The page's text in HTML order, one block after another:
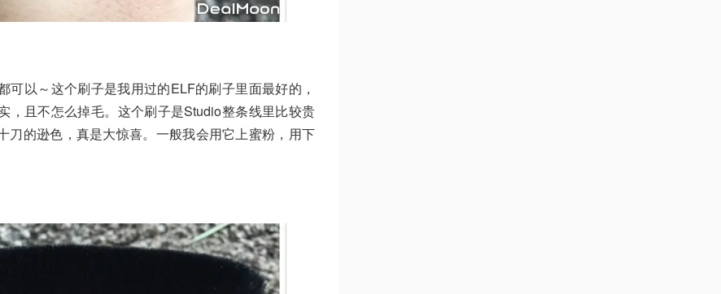
以～这个刷子是我用过的ELF的刷子里面最好的，
，且不怎么掉毛。这个刷子是Studio整条线里比较贵
刀的逊色，真是大惊喜。一般我会用它上蜜粉，用下